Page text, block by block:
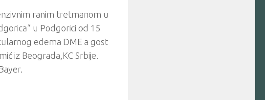
ranim tretmanom u
u Podgorici od 15
edema DME a gost
iz Beograda,KC Srbije.